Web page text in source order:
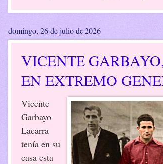
domingo, 26 de julio de 2026
VICENTE
EN EXTREMO
Vicente
Garbayo
Lacarra
tenía en su
casa esta